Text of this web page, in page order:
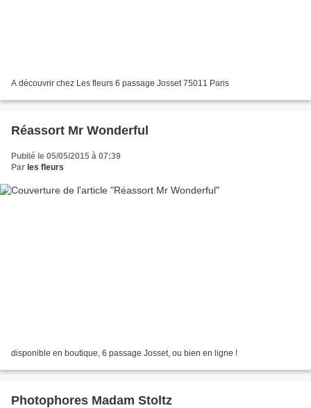
A découvrir chez Les fleurs 6 passage Josset 75011 Paris
Réassort Mr Wonderful
Publié le 05/05/2015 à 07:39
Par les fleurs
disponible en boutique, 6 passage Josset, ou bien en ligne !
Photophores Madam Stoltz